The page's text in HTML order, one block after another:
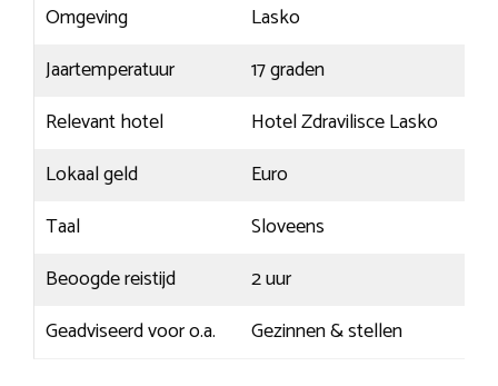
Omgeving
Lasko
Jaartemperatuur
17 graden
Relevant hotel
Hotel Zdravilisce Lasko
Lokaal geld
Euro
Taal
Sloveens
Beoogde reistijd
2 uur
Geadviseerd voor o.a.
Gezinnen & stellen